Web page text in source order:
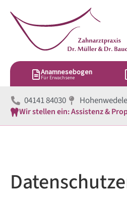
Anamnesebogen
Für Erwachsene
04141 84030
Wir stellen ein: Assistenz &